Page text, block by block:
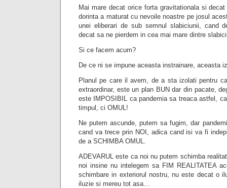
Mai mare decat orice forta gravitationala si
dorinta a maturat cu nevoile noastre pe josul
unei eliberari de sub semnul slabiciunii, cand
decat sa ne pierdem in cea mai mare dintre
Si ce facem acum?
De ce ni se impune aceasta instrainare, aceasta
Planul pe care il avem, de a sta izolati pentru
extraordinar, este un plan BUN dar din pacate,
este IMPOSIBIL ca pandemia sa treaca astfel,
timpul, ci OMUL!
Ne putem ascunde, putem sa fugim, dar
cand va trece prin NOI, adica cand isi va fi
de a SCHIMBA OMUL.
ADEVARUL este ca noi nu putem schimba
noi insine nu intelegem sa FIM REALITATEA
schimbare in exteriorul nostru, nu este decat o
iluzie si mereu tot asa…